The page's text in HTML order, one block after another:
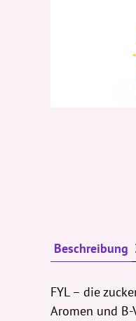
Beschreibung
FYL – die
Aromen und